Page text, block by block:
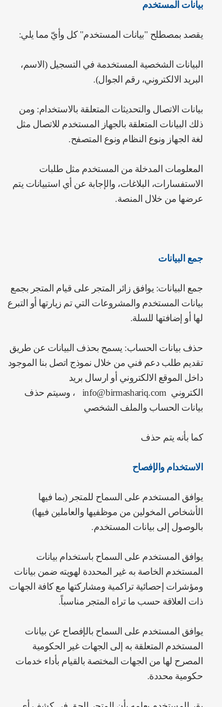
بيانات المستخدم
يقصد بمصطلح "بيانات المستخدم" كل وأيّ مما يلي:
‌البيانات الشخصية المستخدمة في التسجيل (الاسم،
البريد الالكتروني، رقم الجوال).
بيانات الاتصال والتحديثات المتعلقة بالاستخدام: ومن
ذلك البيانات المتعلقة بالجهاز المستخدم للاتصال مثل
لغة الجهاز ونوع النظام ونوع المتصفح.
‌المعلومات المدخلة من المستخدم مثل طلبات
الاستفسارات، البلاغات، والإجابة عن أي استبيانات يتم
عرضها من خلال المنصة.
جمع البيانات
جمع البيانات: يوافق زائر المتجر على قيام المتجر بجمع
بيانات المستخدم والمشروعات التي تم زيارتها أو التبرع
لها أو إضافتها للسلة.
حذف بيانات الحساب: يسمح بحذف البيانات عن طريق
تقديم طلب دعم فني من خلال نموذج اتصل بنا الموجود
داخل الموقع الالكتروني أو ارسال بريد
الكتروني info@birmashariq.com ، وسيتم حذف
بيانات الحساب والملف الشخصي
كما بأنه يتم حذف
الاستخدام والإفصاح
يوافق المستخدم على السماح للمتجر (بما فيها
الأشخاص المخولين من موظفيها والعاملين فيها)
بالوصول إلى بيانات المستخدم.
يوافق المستخدم على السماح باستخدام بيانات
المستخدم الخاصة به غير المحددة لهويته ضمن بيانات
ومؤشرات إحصائية تراكمية ومشاركتها مع كافة الجهات
ذات العلاقة حسب ما تراه المتجر مناسباً.
يوافق المستخدم على السماح بالإفصاح عن بيانات
المستخدم المتعلقة به إلى الجهات غير الحكومية
المصرح لها من الجهات المختصة بالقيام بأداء خدمات
حكومية محددة.